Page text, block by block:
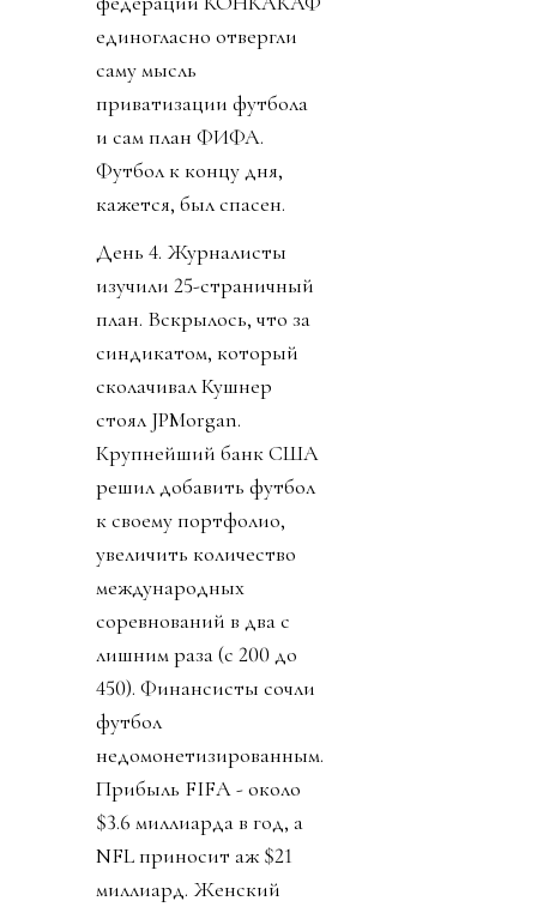
единогласно отвергли
саму мысль
приватизации футбола
и сам план ФИФА.
Футбол к концу дня,
кажется, был спасен.
День 4. Журналисты
изучили 25-страничный
план. Вскрылось, что за
синдикатом, который
сколачивал Кушнер
стоял JPMorgan.
Крупнейший банк США
решил добавить футбол
к своему портфолио,
увеличить количество
международных
соревнований в два с
лишним раза (с 200 до
450). Финансисты сочли
футбол
недомонетизированным.
Прибыль FIFA - около
$3.6 миллиарда в год, а
NFL приносит аж $21
миллиард. Женский